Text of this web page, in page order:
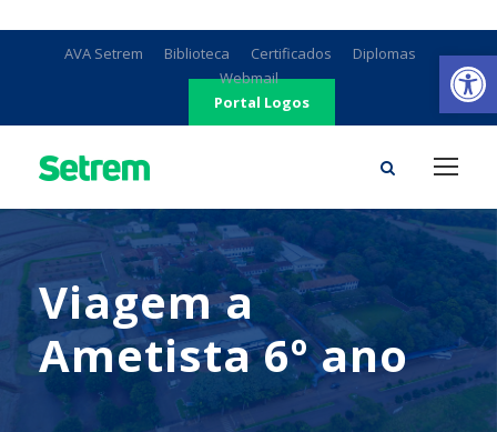
AVA Setrem Biblioteca Certificados
Diplomas
Webmail
Portal Logos
Viagem a
Ametista 6º ano